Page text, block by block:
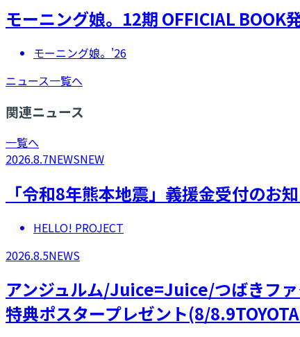
モーニング娘。12期 OFFICIAL BOOK
モーニング娘。'26
ニュース一覧へ
関連ニュース
一覧へ
2026.8.7NEWSNEW
「令和8年熊本地震」義援金受付のお
HELLO! PROJECT
2026.8.5NEWS
アンジュルム/Juice=Juice/つばきファ
特典ポスタープレゼント(8/